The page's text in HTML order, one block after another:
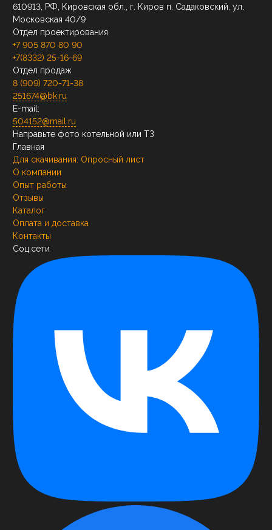
610913, РФ, Кировская обл., г. Киров п. Садаковский, ул.
Московская 40/9
Отдел проектирования
+7 905 870 80 90
+7(8332) 25-16-69
Отдел продаж
8 (909) 720-71-38
251674@bk.ru
E-mail:
504152@mail.ru
Направьте фото котельной или ТЗ
Главная
Для скачивания: Опросный лист
О компании
Опыт работы
Отзывы
Каталог
Оплата и доставка
Контакты
Соц.сети